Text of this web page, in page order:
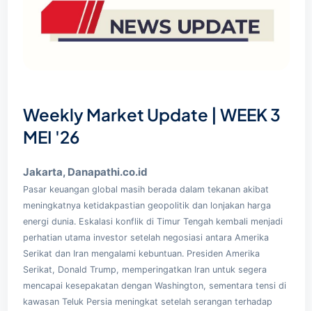
Weekly Market Update | WEEK 3
MEI '26
Jakarta, Danapathi.co.id
Pasar keuangan global masih berada dalam tekanan akibat
meningkatnya ketidakpastian geopolitik dan lonjakan harga
energi dunia. Eskalasi konflik di Timur Tengah kembali menjadi
perhatian utama investor setelah negosiasi antara Amerika
Serikat dan Iran mengalami kebuntuan. Presiden Amerika
Serikat, Donald Trump, memperingatkan Iran untuk segera
mencapai kesepakatan dengan Washington, sementara tensi di
kawasan Teluk Persia meningkat setelah serangan terhadap